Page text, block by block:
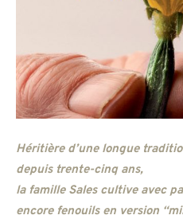
Héritière d’une longue
depuis trente-cinq ans,
la famille Sales cultive avec
encore fenouils en version